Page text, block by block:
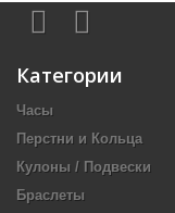
Категории
Часы
Перстни и Кольца
Кулоны / Подвески
Браслеты